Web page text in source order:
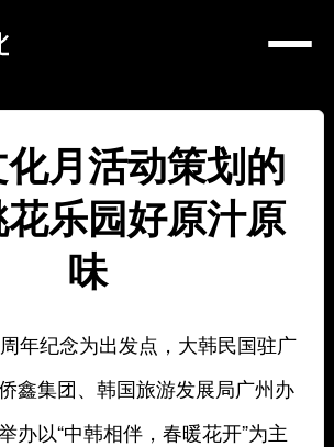
月活动策划的
乐园好原汁原
味
年纪念为出发点，大韩民国驻广
鑫集团、韩国旅游发展局广州办
办以“中韩相伴，春暖花开”为主